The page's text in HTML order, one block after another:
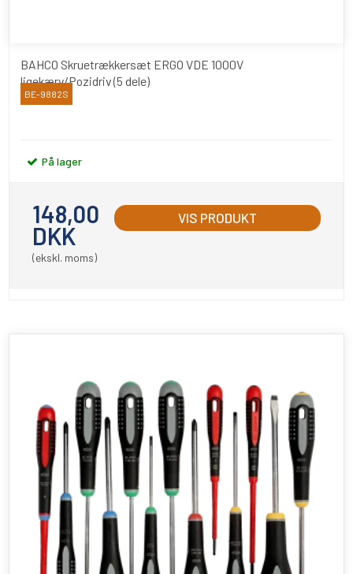
BAHCO Skruetrækkersæt ERGO VDE 1000V
ligekærv/Pozidriv (5 dele)
Bahco
BE-9882S
På lager
148,00
DKK
(ekskl. moms)
VIS PRODUKT